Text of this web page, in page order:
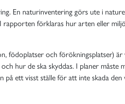
En naturinventering görs ute i
förklaras hur arten eller
födoplatser och förökningsplatser)
hur de ska skyddas. I planer måste
på ett visst ställe för att inte skada